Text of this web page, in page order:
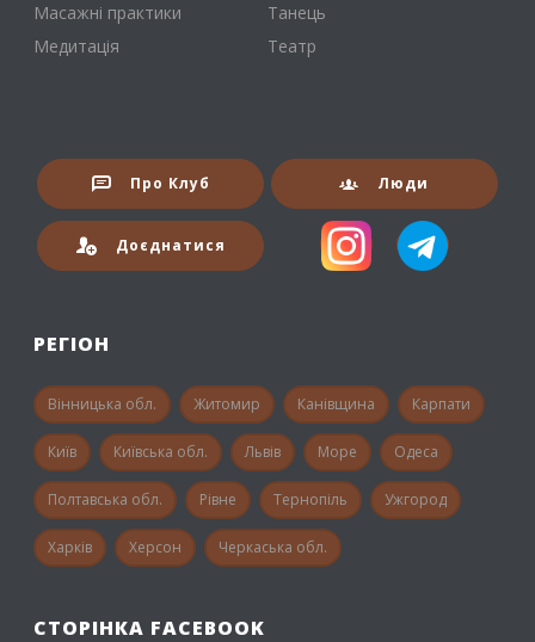
Масажні практики
Медитація
Танець
Театр
Про Клуб Люди
Доєднатися
РЕГІОН
Вінницька обл. Житомир Канівщина Карпати
Київ Київська обл. Львів Море Одеса
Полтавська обл. Рівне Тернопіль Ужгород
Харків Херсон Черкаська обл.
СТОРІНКА FACEBOOK